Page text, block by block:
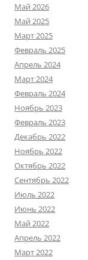
Май 2026
Май 2025
Март 2025
Февраль 2025
Апрель 2024
Март 2024
Февраль 2024
Ноябрь 2023
Февраль 2023
Декабрь 2022
Ноябрь 2022
Октябрь 2022
Сентябрь 2022
Июль 2022
Июнь 2022
Май 2022
Апрель 2022
Март 2022